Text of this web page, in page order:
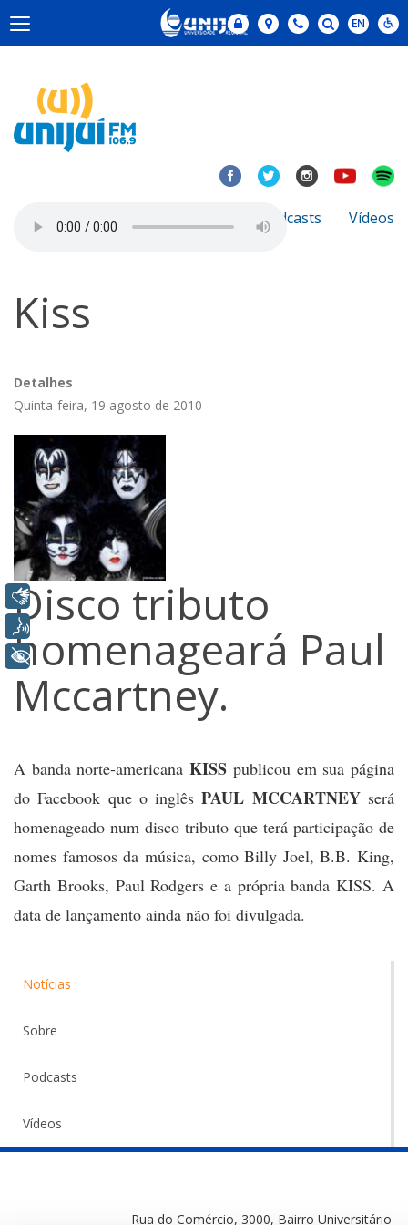
Notícias Podcasts Vídeos
Kiss
Detalhes
Quinta-feira, 19 agosto de 2010
Disco tributo
homenageará Paul
Mccartney.
A banda norte-americanaKISS publicou em sua página
do Facebook que o inglêsPAUL MCCARTNEYserá
homenageado num disco tributo que terá participação de
nomes famosos da música, como Billy Joel, B.B. King,
Garth Brooks, Paul Rodgers e a própria banda KISS. A
data de lançamento ainda não foi divulgada.
Notícias
Sobre
Podcasts
Vídeos
Rua do Comércio, 3000, Bairro Universitário
Libras
Voz
+ Acessibilidade